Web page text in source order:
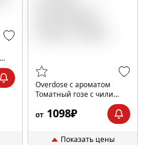
Overdose с ароматом
Томатный гозе с чили
(Pomodoro Gose), 100гр.
от 1098₽
Показать цены